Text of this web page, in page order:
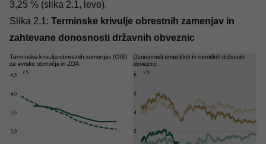
3,25 % (slika 2.1, levo).
Slika 2.1: Terminske krivulje obrestnih zamenjav in
zahtevane donosnosti državnih obveznic